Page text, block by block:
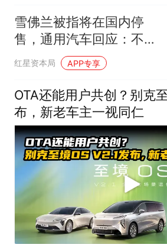
雪佛兰被指将在国内停
售，通用汽车回应：不会
停产；去年雪佛兰中国销
量不足9000辆
红星资本局 APP专享
OTA还能用户共创？别克
布，新老车主一视同仁